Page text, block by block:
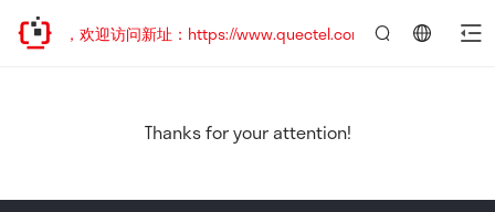
已迁移，欢迎访问新址：https://www.quectel.com.cn
Thanks for your attention!